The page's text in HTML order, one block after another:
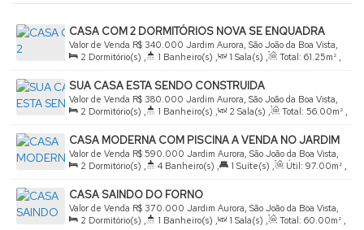
CASA COM 2 DORMITÓRIOS NOVA SE ENQUADRA
MINHA CASA MINHA VIDA
R$ 340.000
Valor de Venda
Jardim Aurora, São João da Boa Vista,
São Paulo, Brasil
2 Dormitório(s) , 1 Banheiro(s) , 1 Sala(s) , Total: 61.25m² ,
2 Vaga(s) , Terreno: 200.00m² , Comprimento: 20.00m ,
Fundos: 10.00m , Frente: 10 .00m , Lado Direito:
Lado Esquerdo: 20 .00m
SUA CASA ESTA SENDO CONSTRUIDA
R$ 380.000
Valor de Venda
Jardim Aurora, São João da Boa Vista,
São Paulo, Brasil
2 Dormitório(s) , 1 Banheiro(s) , 2 Sala(s) , Total: 56.00m² ,
2 Vaga(s) , Útil: 56.00m² , Terreno: 200.00m² ,
Frente:
200.00 m
CASA MODERNA COM PISCINA A VENDA NO JARDIM
AURORA
R$ 590.000
Valor de Venda
Jardim Aurora, São João da Boa Vista,
São Paulo, Brasil
2 Dormitório(s) , 4 Banheiro(s) , 1 Suíte(s) , Útil: 97.00m² ,
Terreno: 200.00m²
CASA SAINDO DO FORNO
R$ 370.000
Valor de Venda
Jardim Aurora, São João da Boa Vista,
São Paulo, Brasil
2 Dormitório(s) , 1 Banheiro(s) , 1 Sala(s) , Total: 60.00m² ,